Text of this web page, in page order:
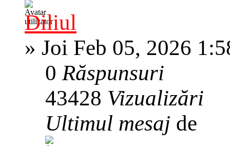
Diliul
» Joi Feb 05, 2026
0Răspunsuri
43428 Vizualizări
Ultimul mesaj de